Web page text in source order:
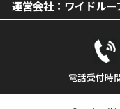
運営会社：ワイドル
電話受付時